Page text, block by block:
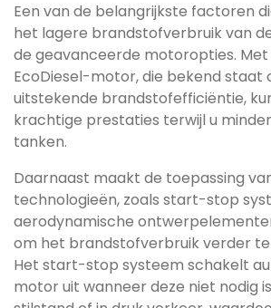
Een van de belangrijkste factoren
het lagere brandstofverbruik van
de geavanceerde motoropties. Met
EcoDiesel-motor, die bekend staat
uitstekende brandstofefficiëntie,
krachtige prestaties terwijl u
tanken.
Daarnaast maakt de toepassing
technologieën, zoals start-stop
aerodynamische
om het brandstofverbruik verder
Het start-stop systeem schakelt
motor uit wanneer deze niet nodig